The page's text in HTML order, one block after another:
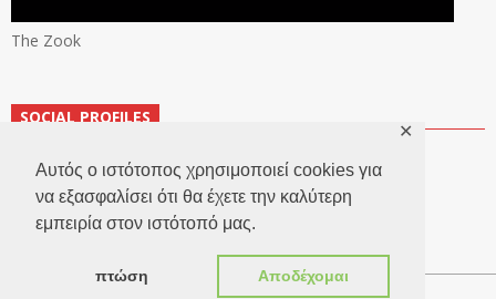
Αυτός ο ιστότοπος χρησιμοποιεί cookies για
να εξασφαλίσει ότι θα έχετε την καλύτερη
εμπειρία στον ιστότοπό μας.
πτώση Αποδέχομαι
✕
The Zook
SOCIAL PROFILES